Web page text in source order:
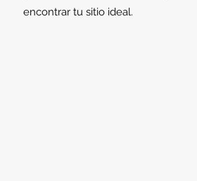
encontrar tu sitio ideal.